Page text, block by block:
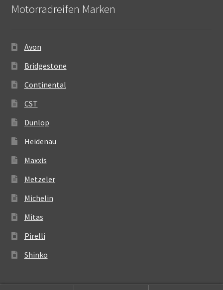
Motorradreifen Marken
Avon
Bridgestone
Continental
CST
Dunlop
Heidenau
Maxxis
Metzeler
Michelin
Mitas
Pirelli
Shinko